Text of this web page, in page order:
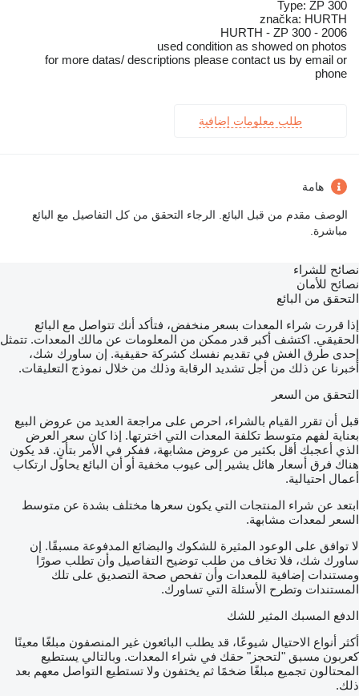
Type: ZP 300
značka: HURTH
HURTH - ZP 300 - 2006
used condition as showed on photos
for more datas/ descriptions please contact us by email or
phone
طلب معلومات إضافية
هامة
الوصف مقدم من قبل البائع. الرجاء التحقق من كل التفاصيل مع البائع
مباشرة.
نصائح للشراء
نصائح للأمان
التحقق من البائع
إذا قررت شراء المعدات بسعر منخفض، فتأكد أنك تتواصل مع البائع
الحقيقي. اكتشف أكبر قدر ممكن من المعلومات عن مالك المعدات. تتمثل
إحدى طرق الغش في تقديم نفسك كشركة حقيقية. إن ساورك شك،
أخبرنا عن ذلك من أجل تشديد الرقابة وذلك من خلال نموذج التعليقات.
التحقق من السعر
قبل أن تقرر القيام بالشراء، احرص على مراجعة العديد من عروض البيع
بعناية لفهم متوسط تكلفة المعدات التي اخترتها. إذا كان سعر العرض
الذي أعجبك أقل بكثير من عروض مشابهة، ففكر في الأمر بتأنٍ. قد يكون
هناك فرق أسعار هائل يشير إلى عيوب مخفية أو أن البائع يحاول ارتكاب
أعمال احتيالية.
ابتعد عن شراء المنتجات التي يكون سعرها مختلف بشدة عن متوسط
السعر لمعدات مشابهة.
لا توافق على الوعود المثيرة للشكوك والبضائع المدفوعة مسبقًا. إن
ساورك شك، فلا تخاف من طلب توضيح التفاصيل وأن تطلب صورًا
ومستندات إضافية للمعدات وأن تفحص صحة التصديق على تلك
المستندات وتطرح الأسئلة التي تساورك.
الدفع المسبك المثير للشك
أكثر أنواع الاحتيال شيوعًا، قد يطلب البائعون غير المنصفون مبلغًا معينًا
كعربون مسبق "لتحجز" حقك في شراء المعدات. وبالتالي يستطيع
المحتالون تجميع مبلغًا ضخمًا ثم يختفون ولا تستطيع التواصل معهم بعد
ذلك.